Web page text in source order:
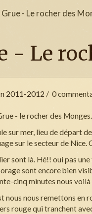
- Le rocher des
- Le
2011-2012 0
- le rocher des Monges.
mer, lieu de départ
sur le secteur de Nice.
sont là. Hé!! oui pas
sont encore bien
cinq minutes nous
nous remettons en
rouge qui tranchent